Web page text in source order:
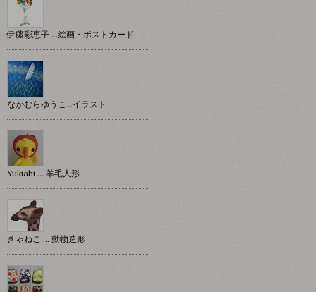
伊藤彩恵子 …絵画・ポストカード
なかむらゆうこ…イラスト
Yukiahi … 羊毛人形
きゃねこ … 動物造形